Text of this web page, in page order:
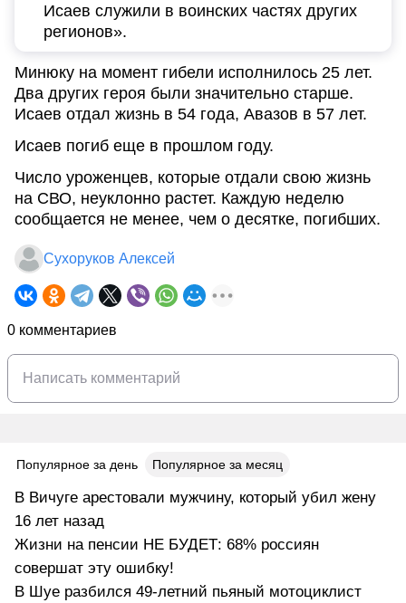
Исаев служили в воинских частях других
регионов».
Минюку на момент гибели исполнилось 25 лет.
Два других героя были значительно старше.
Исаев отдал жизнь в 54 года, Авазов в 57 лет.
Исаев погиб еще в прошлом году.
Число уроженцев, которые отдали свою жизнь
на СВО, неуклонно растет. Каждую неделю
сообщается не менее, чем о десятке, погибших.
Сухоруков Алексей
0 комментариев
Популярное за день Популярное за месяц
В Вичуге арестовали мужчину, который убил жену
16 лет назад
Жизни на пенсии НЕ БУДЕТ: 68% россиян
совершат эту ошибку!
В Шуе разбился 49-летний пьяный мотоциклист